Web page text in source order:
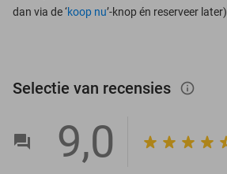
dan via de ‘koop nu’-knop én reserveer later)
Selectie van recensies info_outlined
9,0